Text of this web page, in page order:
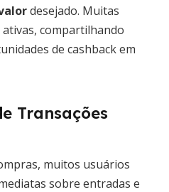
desejado. Muitas
compartilhando
de cashback em
Transações
muitos usuários
sobre entradas e